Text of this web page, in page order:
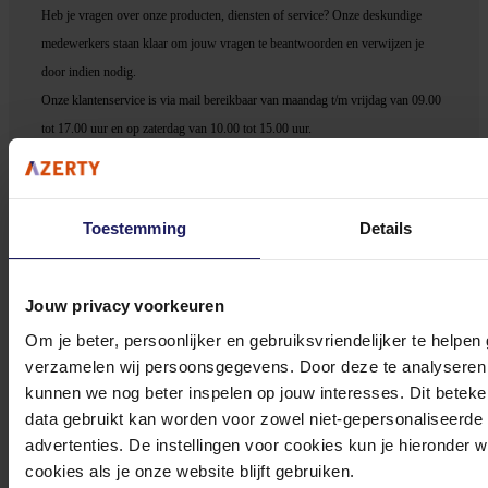
Toestemming Details
Jouw privacy voorkeuren
Om je beter, persoonlijker en gebruiksvriendelijker te
verzamelen wij persoonsgegevens. Door deze te
kunnen we nog beter inspelen op jouw interesses. Dit
data gebruikt kan worden voor zowel niet-
advertenties. De instellingen voor cookies kun je hieronder
cookies als je onze website blijft gebruiken.
Heb je vragen over onze producten, diensten of service? Onze deskundige
medewerkers staan klaar om jouw vragen te beantwoorden en verwijzen je
door indien nodig.
Onze klantenservice is via mail bereikbaar van maandag t/m vrijdag van 09.00
tot 17.00 uur en op zaterdag van 10.00 tot 15.00 uur.